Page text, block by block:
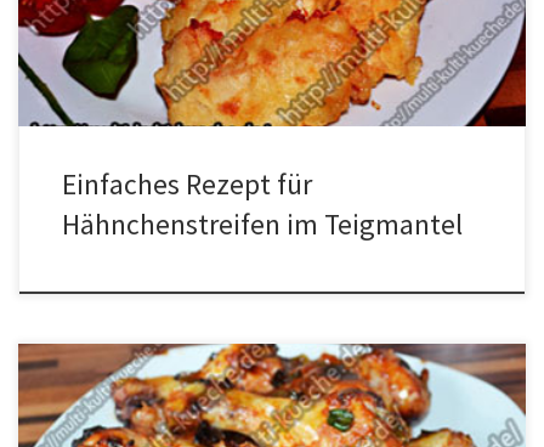
wenden und dann. Im heißen Öl goldbraun braten.
Hähnchenstreifen im Teig […]
Einfaches Rezept für
Hähnchenstreifen im Teigmantel
Zutaten 1,2 kg Hähnchenunterkeulen (Drumsticks)4 EL Honig4 EL